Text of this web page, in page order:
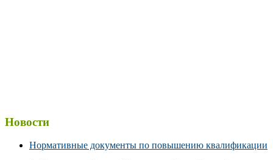
Новости
Нормативные документы по повышению квалификации